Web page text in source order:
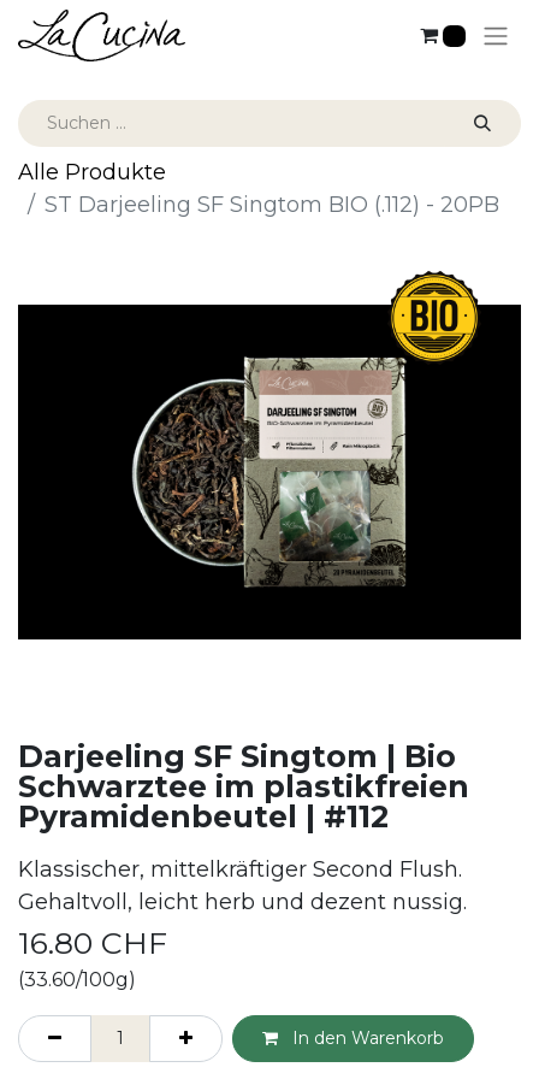
Alle Produkte
ST Darjeeling SF Singtom BIO (.112) - 20PB
Darjeeling SF Singtom | Bio
Schwarztee im plastikfreien
Pyramidenbeutel | #112
Klassischer, mittelkräftiger Second Flush.
Gehaltvoll, leicht herb und dezent nussig.
16.80 CHF
(33.60/100g)
In den Warenkorb